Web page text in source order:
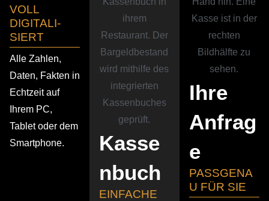
VOLL
DIGITA­LI­
SIERT
Alle Zahlen,
Daten, Fakten in
Echtzeit auf
Ihrem PC,
Tablet oder dem
Smartphone.
Kasse
n­buch
EINFACHE
Ihre
Anfrag
e
PASSGENA
U FÜR SIE